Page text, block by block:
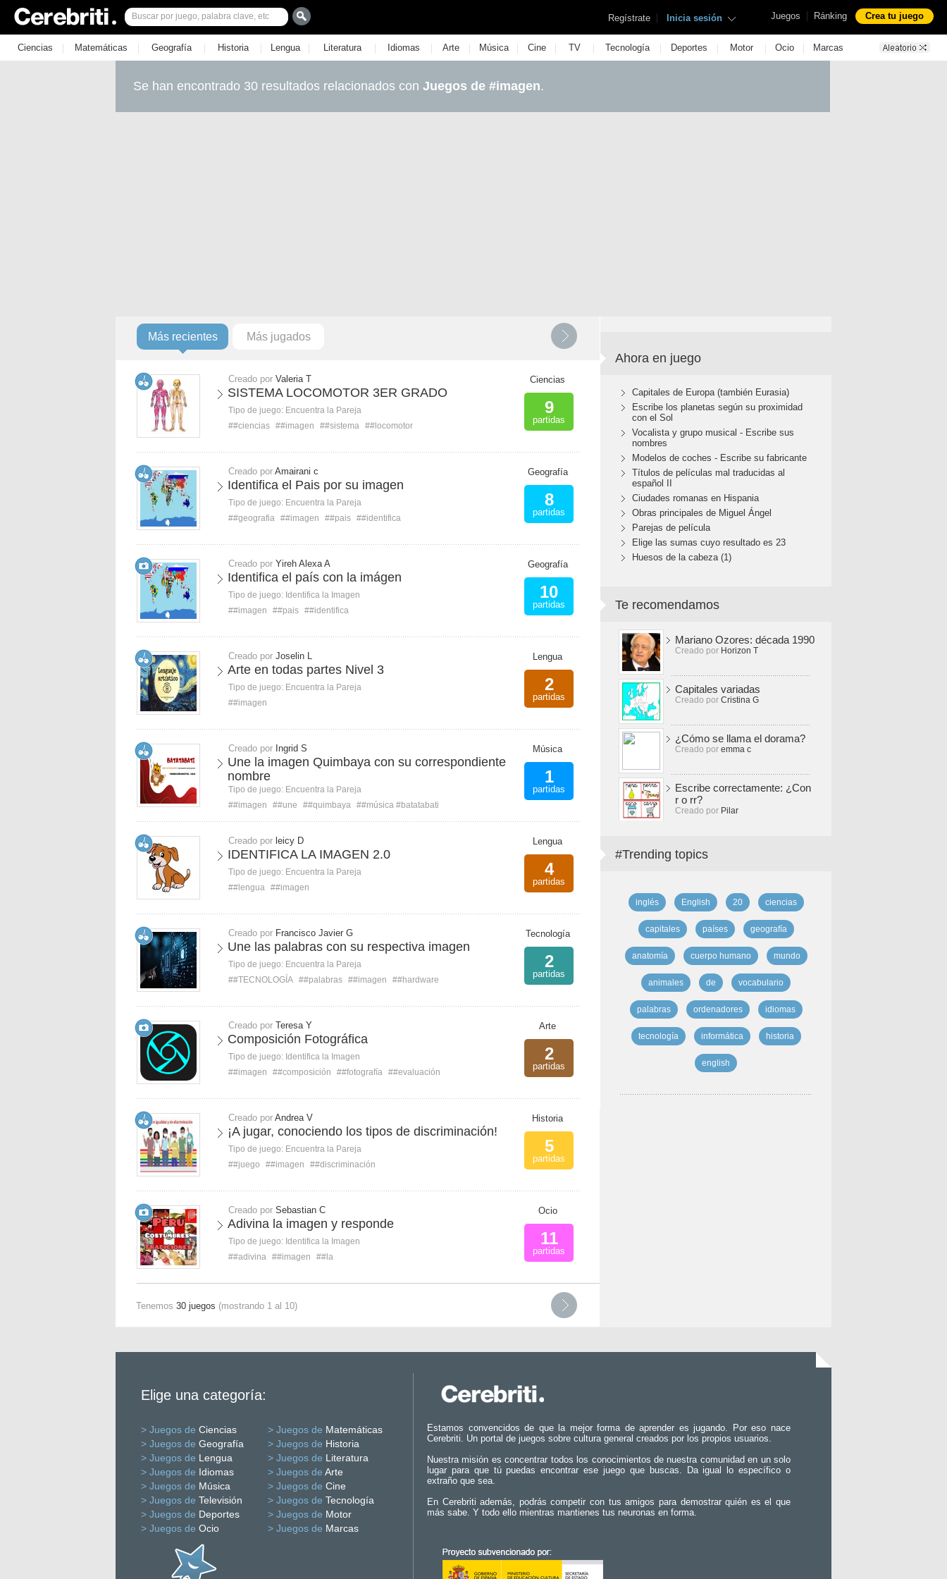
Juegos | Ránking Crea tu juego
Regístrate | Inicia sesión
Ciencias | Matemáticas | Geografía | Historia | Lengua | Literatura | Idiomas | Arte | Música | Cine | TV | Tecnología | Deportes | Motor | Ocio | Marcas
Se han encontrado 30 resultados relacionados con Juegos de #imagen.
Más recientes Más jugados
Creado por Valeria T
SISTEMA LOCOMOTOR 3ER GRADO
Tipo de juego: Encuentra la Pareja
##ciencias ##imagen ##sistema ##locomotor
Ciencias
9
partidas
Creado por Amairani c
Identifica el Pais por su imagen
Tipo de juego: Encuentra la Pareja
##geografia ##imagen ##pais ##identifica
Geografía
8
partidas
Creado por Yireh Alexa A
Identifica el país con la imágen
Tipo de juego: Identifica la Imagen
##imagen
##pais ##identifica
Geografía
10
partidas
Creado por Joselin L
Arte en todas partes Nivel 3
Tipo de juego: Encuentra la Pareja
##imagen
Lengua
2
partidas
Creado por Ingrid S
Une la imagen Quimbaya con su correspondiente
nombre
Tipo de juego: Encuentra la Pareja
##imagen
##une ##quimbaya ##música #batatabati
Música
1
partidas
Creado por leicy D
IDENTIFICA LA IMAGEN 2.0
Tipo de juego: Encuentra la Pareja
##lengua ##imagen
Lengua
4
partidas
Creado por Francisco Javier G
Une las palabras con su respectiva imagen
Tipo de juego: Encuentra la Pareja
##TECNOLOGÍA ##palabras ##imagen ##hardware
Tecnología
2
partidas
Creado por Teresa Y
Composición Fotográfica
Tipo de juego: Identifica la Imagen
##imagen
##composición ##fotografía ##evaluación
Arte
2
partidas
Creado por Andrea V
¡A jugar, conociendo los tipos de discriminación!
Tipo de juego: Encuentra la Pareja
##juego
##imagen ##discriminación
Historia
5
partidas
Creado por Sebastian C
Adivina la imagen y responde
Tipo de juego: Identifica la Imagen
##adivina ##imagen ##la
Ocio
11
partidas
Tenemos 30 juegos (mostrando 1 al 10)
Ahora en juego
Capitales de Europa (también Eurasia)
Escribe los planetas según su proximidad
con el Sol
Vocalista y grupo musical - Escribe sus
nombres
Modelos de coches - Escribe su fabricante
Títulos de películas mal traducidas al
español II
Ciudades romanas en Hispania
Obras principales de Miguel Ángel
Parejas de película
Elige las sumas cuyo resultado es 23
Huesos de la cabeza (1)
Te recomendamos
Mariano Ozores: década 1990
Creado por Horizon T
Capitales variadas
Creado por Cristina G
¿Cómo se llama el dorama?
Creado por emma c
Escribe correctamente: ¿Con
r o rr?
Creado por Pilar
#Trending topics
inglés English 20 ciencias
capitales países geografía
anatomía cuerpo humano mundo
animales de vocabulario
palabras ordenadores idiomas
tecnología informática historia
english
Elige una categoría:
> Juegos de Ciencias > Juegos de Matemáticas
> Juegos de Geografía > Juegos de Historia
> Juegos de Lengua > Juegos de Literatura
> Juegos de Idiomas > Juegos de Arte
> Juegos de Música > Juegos de Cine
> Juegos de Televisión > Juegos de Tecnología
> Juegos de Deportes > Juegos de Motor
> Juegos de Ocio > Juegos de Marcas
Estamos convencidos de que la mejor forma de aprender es jugando. Por eso nace
Cerebriti. Un portal de juegos sobre cultura general creados por los propios usuarios.
Nuestra misión es concentrar todos los conocimientos de nuestra comunidad en un solo
lugar para que tú puedas encontrar ese juego que buscas. Da igual lo específico o
extraño que sea.
En Cerebriti además, podrás competir con tus amigos para demostrar quién es el que
más sabe. Y todo ello mientras mantienes tus neuronas en forma.